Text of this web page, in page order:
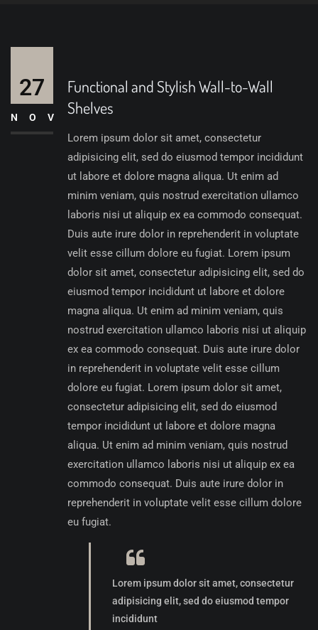
Functional and Stylish Wall-to-Wall
Shelves
Lorem ipsum dolor sit amet, consectetur
adipisicing elit, sed do eiusmod tempor incididunt
ut labore et dolore magna aliqua. Ut enim ad
minim veniam, quis nostrud exercitation ullamco
laboris nisi ut aliquip ex ea commodo consequat.
Duis aute irure dolor in reprehenderit in voluptate
velit esse cillum dolore eu fugiat. Lorem ipsum
dolor sit amet, consectetur adipisicing elit, sed do
eiusmod tempor incididunt ut labore et dolore
magna aliqua. Ut enim ad minim veniam, quis
nostrud exercitation ullamco laboris nisi ut aliquip
ex ea commodo consequat. Duis aute irure dolor
in reprehenderit in voluptate velit esse cillum
dolore eu fugiat. Lorem ipsum dolor sit amet,
consectetur adipisicing elit, sed do eiusmod
tempor incididunt ut labore et dolore magna
aliqua. Ut enim ad minim veniam, quis nostrud
exercitation ullamco laboris nisi ut aliquip ex ea
commodo consequat. Duis aute irure dolor in
reprehenderit in voluptate velit esse cillum dolore
eu fugiat.
Lorem ipsum dolor sit amet, consectetur
adipisicing elit, sed do eiusmod tempor
incididunt
27
NOV